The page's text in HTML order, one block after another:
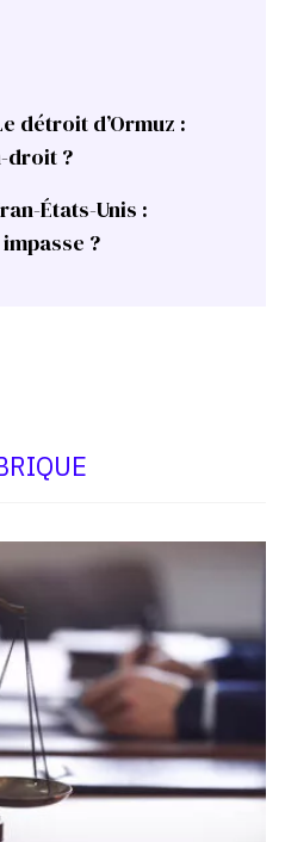
détroit d’Ormuz :
droit ?
États-Unis :
?